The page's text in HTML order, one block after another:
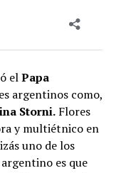
elPapa
argentinos como,
Storni.Flores
y multiétnico en
uno de los
es que